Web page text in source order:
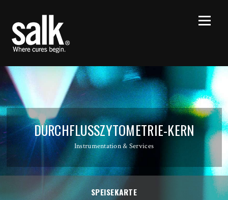
DURCHFLUSSZYTOMETRIE-KERN
Instrumentation & Services
SPEISEKARTE